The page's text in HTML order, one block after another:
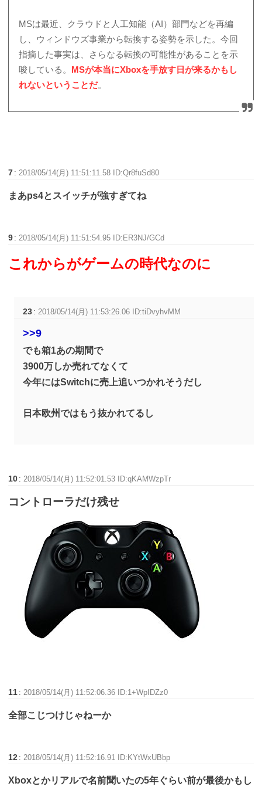
MSは最近、クラウドと人工知能（AI）部門などを再編
し、ウィンドウズ事業から転換する姿勢を示した。今回
指摘した事実は、さらなる転換の可能性があることを示
唆している。 MSが本当にXboxを手放す日が来るかもし
れないということだ。
7 :2018/05/14(月) 11:51:11.58 ID:Qr8fuSd80
まあps4とスイッチが強すぎてね
9 :2018/05/14(月) 11:51:54.95 ID:ER3NJ/GCd
これからがゲームの時代なのに
23 :2018/05/14(月) 11:53:26.06 ID:tiDvyhvMM
>>9
でも箱1あの期間で
3900万しか売れてなくて
今年にはSwitchに売上追いつかれそうだし
日本欧州ではもう抜かれてるし
10 :2018/05/14(月) 11:52:01.53 ID:qKAMWzpTr
コントローラだけ残せ
11 :2018/05/14(月) 11:52:06.36 ID:1+WpIDZz0
全部こじつけじゃねーか
12 :2018/05/14(月) 11:52:16.91 ID:KYtWxUBbp
Xboxとかリアルで名前聞いたの5年ぐらい前が最後かもし